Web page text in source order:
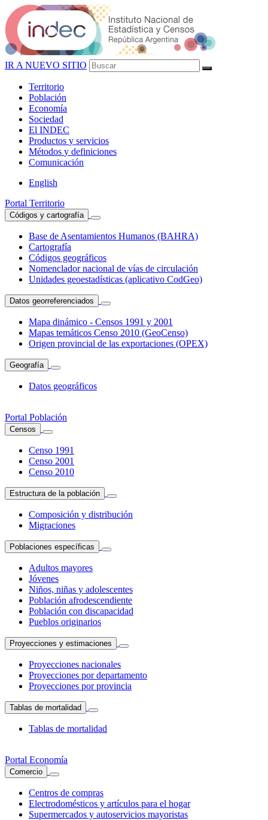
IR A NUEVO SITIO
Territorio
Población
Economía
Sociedad
El INDEC
Productos y servicios
Métodos y definiciones
Comunicación
English
Portal Territorio
Códigos y cartografía
Base de Asentamientos Humanos (BAHRA)
Cartografía
Códigos geográficos
Nomenclador nacional de vías de circulación
Unidades geoestadísticas (aplicativo CodGeo)
Datos georreferenciados
Mapa dinámico - Censos 1991 y 2001
Mapas temáticos Censo 2010 (GeoCenso)
Origen provincial de las exportaciones (OPEX)
Geografía
Datos geográficos
Portal Población
Censos
Censo 1991
Censo 2001
Censo 2010
Estructura de la población
Composición y distribución
Migraciones
Poblaciones específicas
Adultos mayores
Jóvenes
Niños, niñas y adolescentes
Población afrodescendiente
Población con discapacidad
Pueblos originarios
Proyecciones y estimaciones
Proyecciones nacionales
Proyecciones por departamento
Proyecciones por provincia
Tablas de mortalidad
Tablas de mortalidad
Portal Economía
Comercio
Centros de compras
Electrodomésticos y artículos para el hogar
Supermercados y autoservicios mayoristas